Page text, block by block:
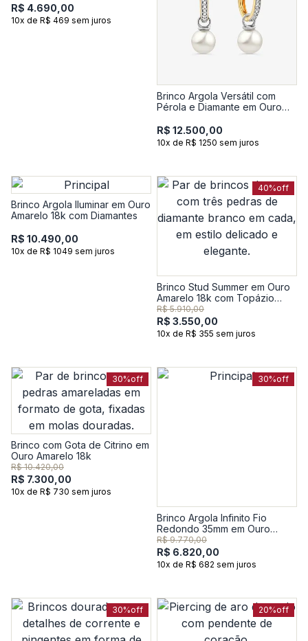
R$ 4.690,00
10x de R$ 469 sem juros
Brinco Argola Versátil com
Pérola e Diamante em Ouro
R$ 12.500,00
10x de R$ 1250 sem juros
Brinco Argola Iluminar em Ouro
Amarelo 18k com Diamantes
R$ 10.490,00
10x de R$ 1049 sem juros
40%off
Brinco Stud Summer em Ouro
Amarelo 18k com Topázio
Incolor
R$ 5.910,00
R$ 3.550,00
10x de R$ 355 sem juros
30%off
Brinco com Gota de Citrino em
Ouro Amarelo 18k
R$ 10.420,00
R$ 7.300,00
10x de R$ 730 sem juros
30%off
Brinco Argola Infinito Fio
Redondo 35mm em Ouro
Amarelo 18k - 35,6 mm
R$ 9.770,00
R$ 6.820,00
10x de R$ 682 sem juros
30%off 20%off